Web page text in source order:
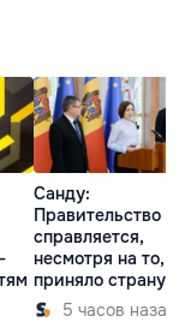
Санду:
Правительство
справляется,
несмотря на то,
приняло страну в
разгар кризиса
5 часов назад